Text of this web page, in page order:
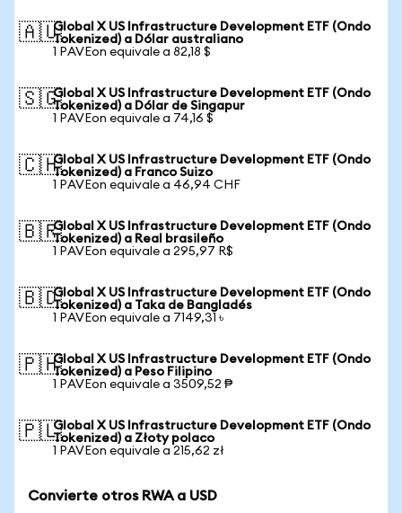
🇦🇺Global X US Infrastructure Development ETF (Ondo
Tokenized) a Dólar australiano
1 PAVEon equivale a 82,18 $
🇸🇬Global X US Infrastructure Development ETF (Ondo
Tokenized) a Dólar de Singapur
1 PAVEon equivale a 74,16 $
🇨🇭Global X US Infrastructure Development ETF (Ondo
Tokenized) a Franco Suizo
1 PAVEon equivale a 46,94 CHF
🇧🇷Global X US Infrastructure Development ETF (Ondo
Tokenized) a Real brasileño
1 PAVEon equivale a 295,97 R$
🇧🇩Global X US Infrastructure Development ETF (Ondo
Tokenized) a Taka de Bangladés
1 PAVEon equivale a 7149,31 ৳
🇵🇭Global X US Infrastructure Development ETF (Ondo
Tokenized) a Peso Filipino
1 PAVEon equivale a 3509,52 ₱
🇵🇱Global X US Infrastructure Development ETF (Ondo
Tokenized) a Złoty polaco
1 PAVEon equivale a 215,62 zł
Convierte otros RWA a USD